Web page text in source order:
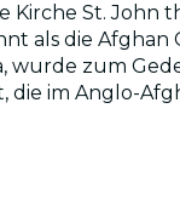
Kirche St. John
als die Afghan
wurde zum
die im Anglo-